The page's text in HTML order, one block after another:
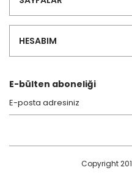
HESABIM
E-bülten aboneliği
Copyright